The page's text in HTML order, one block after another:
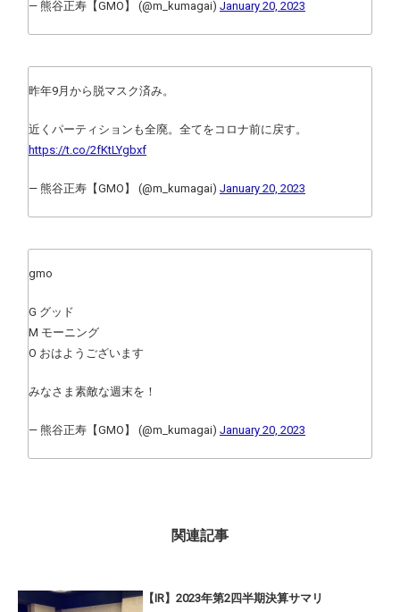
— 熊谷正寿【GMO】 (@m_kumagai) January 20, 2023
昨年9月から脱マスク済み。
近くパーティションも全廃。全てをコロナ前に戻す。
https://t.co/2fKtLYgbxf
— 熊谷正寿【GMO】 (@m_kumagai) January 20, 2023
gmo
G グッド
M モーニング
O おはようございます
みなさま素敵な週末を！
— 熊谷正寿【GMO】 (@m_kumagai) January 20, 2023
関連記事
【IR】2023年第2四半期決算サマリ